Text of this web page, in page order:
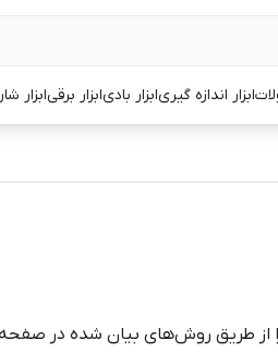
ابزار اندازه گیریابزار بادیابزار برقیابزار
از طریق روش‌های بیان شده در صفحه